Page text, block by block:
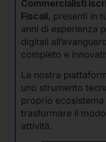
Commercialisti
Fiscali, presenti in
anni di esperienza
digitali
completo e
La nostra
uno strumento
proprio
trasformare il
attività.